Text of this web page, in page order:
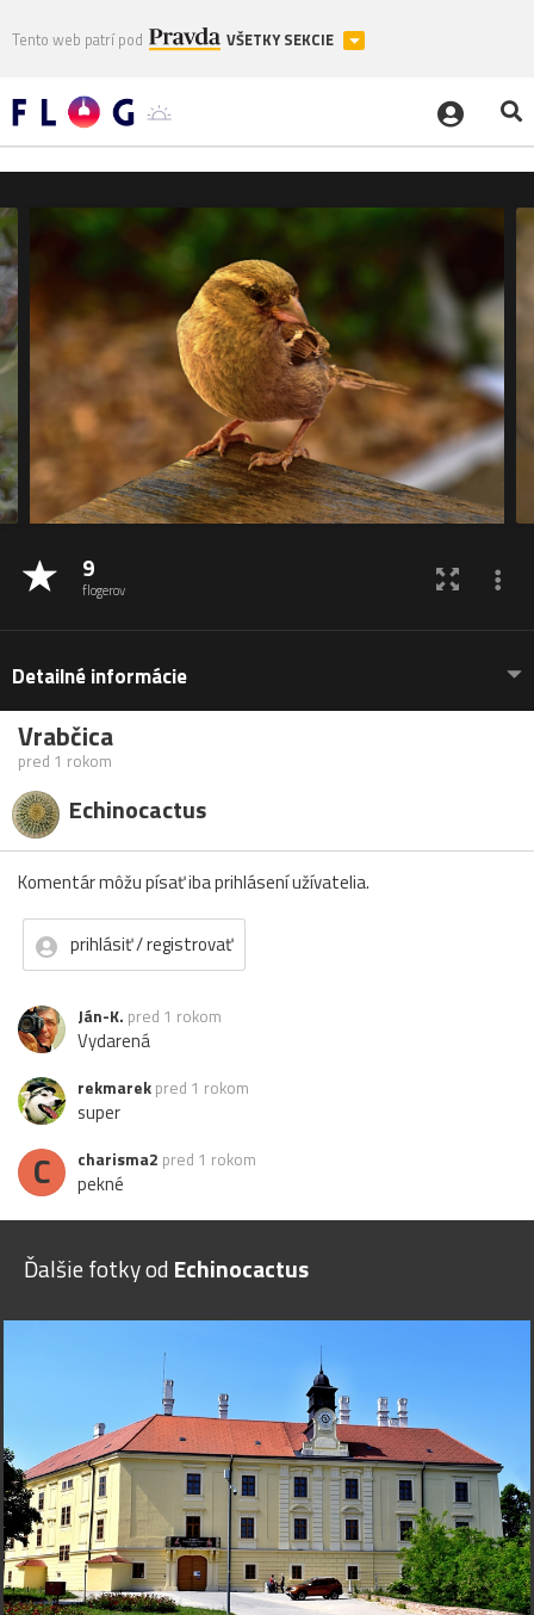
Tento web patrí pod VŠETKY SEKCIE
9
flogerov
Detailné informácie
Vrabčica
pred 1 rokom
Echinocactus
Komentár môžu písať iba prihlásení užívatelia.
prihlásiť / registrovať
Ján-K. pred 1 rokom
Vydarená
rekmarek pred 1 rokom
super
C charisma2 pred 1 rokom
pekné
Ďalšie fotky od Echinocactus